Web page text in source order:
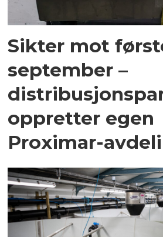
Sikter mot
september –
oppretter egen
Proximar-